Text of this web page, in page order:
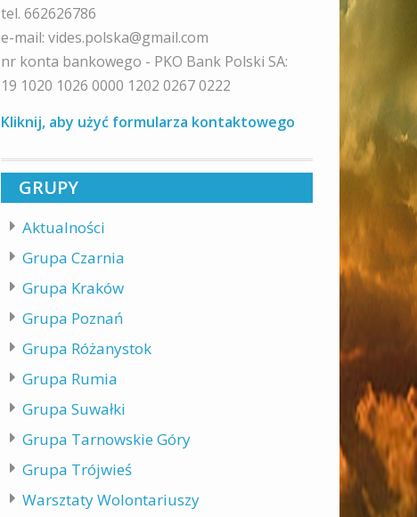
tel. 662626786
e-mail: vides.polska@gmail.com
nr konta bankowego - PKO Bank Polski SA:
19 1020 1026 0000 1202 0267 0222
Kliknij, aby użyć formularza kontaktowego
GRUPY
Aktualności
Grupa Czarnia
Grupa Kraków
Grupa Poznań
Grupa Różanystok
Grupa Rumia
Grupa Suwałki
Grupa Tarnowskie Góry
Grupa Trójwieś
Warsztaty Wolontariuszy